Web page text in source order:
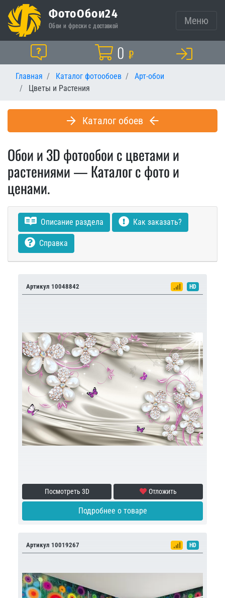
ФотоОбои24
Обои и фрески с доставкой Меню
Помощь Корзина
0 ₽
Главная Каталог фотообоев
Арт-обои
Цветы и Растения
Каталог обоев
Обои и 3D фотообои с цветами и
растениями — Каталог с фото и
ценами.
Описание раздела Как заказать?
Справка
Артикул 10048842 HD
Посмотреть 3D Отложить
Подробнее о товаре
Артикул 10019267 HD